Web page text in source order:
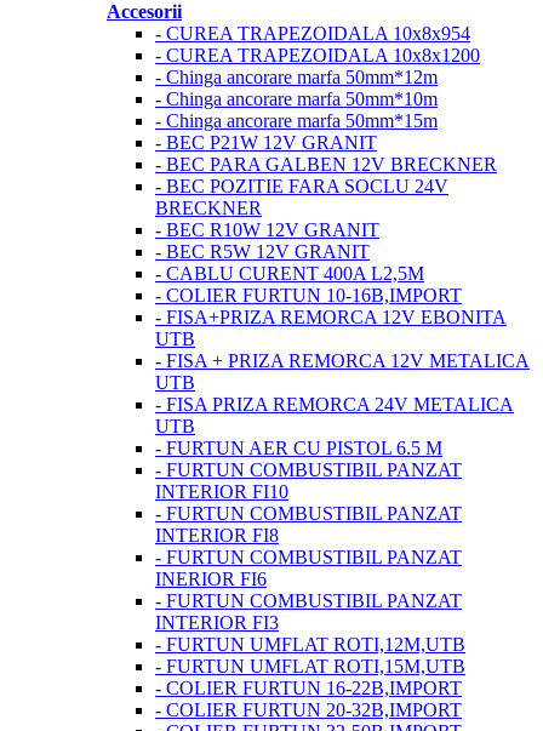
Accesorii
- CUREA TRAPEZOIDALA 10x8x954
- CUREA TRAPEZOIDALA 10x8x1200
- Chinga ancorare marfa 50mm*12m
- Chinga ancorare marfa 50mm*10m
- Chinga ancorare marfa 50mm*15m
- BEC P21W 12V GRANIT
- BEC PARA GALBEN 12V BRECKNER
- BEC POZITIE FARA SOCLU 24V
BRECKNER
- BEC R10W 12V GRANIT
- BEC R5W 12V GRANIT
- CABLU CURENT 400A L2,5M
- COLIER FURTUN 10-16B,IMPORT
- FISA+PRIZA REMORCA 12V EBONITA
UTB
- FISA + PRIZA REMORCA 12V METALICA
UTB
- FISA PRIZA REMORCA 24V METALICA
UTB
- FURTUN AER CU PISTOL 6.5 M
- FURTUN COMBUSTIBIL PANZAT
INTERIOR FI10
- FURTUN COMBUSTIBIL PANZAT
INTERIOR FI8
- FURTUN COMBUSTIBIL PANZAT
INERIOR FI6
- FURTUN COMBUSTIBIL PANZAT
INTERIOR FI3
- FURTUN UMFLAT ROTI,12M,UTB
- FURTUN UMFLAT ROTI,15M,UTB
- COLIER FURTUN 16-22B,IMPORT
- COLIER FURTUN 20-32B,IMPORT